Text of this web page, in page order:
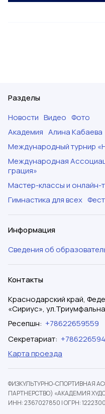
Разделы
Новости Видео Фото
Академия Алина Кабаева
Международный турнир
Международная
грация»
Мастер-классы и онлайн-
Гимнастика для всех
Информация
Сведения об
Контакты
Краснодарский край,
«Сириус»,
Ресепшн: +78622659559
Секретариат:
Карта проезда
ФИЗКУЛЬТУРНО-СПОРТИВНАЯ
ПАРТНЕРСТВО) «АКАДЕМИЯ
ИНН: 2367027850 |ОГРН: